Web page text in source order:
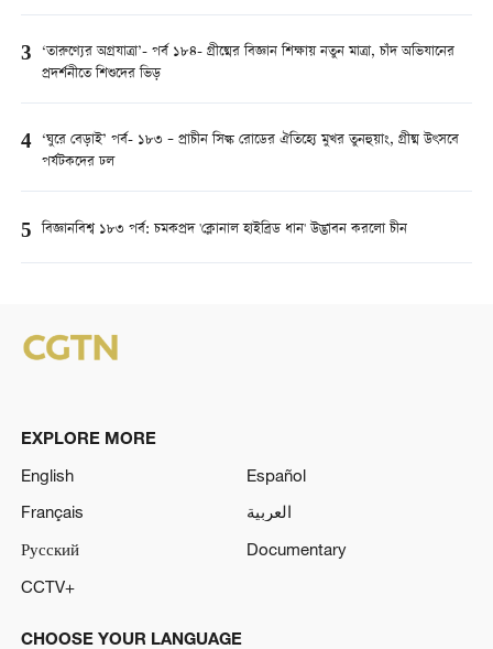
3 ‘তারুণ্যের অগ্রযাত্রা’- পর্ব ১৮৪- গ্রীষ্মের বিজ্ঞান শিক্ষায় নতুন মাত্রা, চাঁদ অভিযানের
প্রদর্শনীতে শিশুদের ভিড়
4 ‘ঘুরে বেড়াই’ পর্ব- ১৮৩ – প্রাচীন সিল্ক রোডের ঐতিহ্যে মুখর তুনহুয়াং, গ্রীষ্ম উৎসবে
পর্যটকদের ঢল
5 বিজ্ঞানবিশ্ব ১৮৩ পর্ব: চমকপ্রদ 'ক্লোনাল হাইব্রিড ধান' উদ্ভাবন করলো চীন
EXPLORE MORE
English
Español
Français
العربية
Русский
Documentary
CCTV+
CHOOSE YOUR LANGUAGE